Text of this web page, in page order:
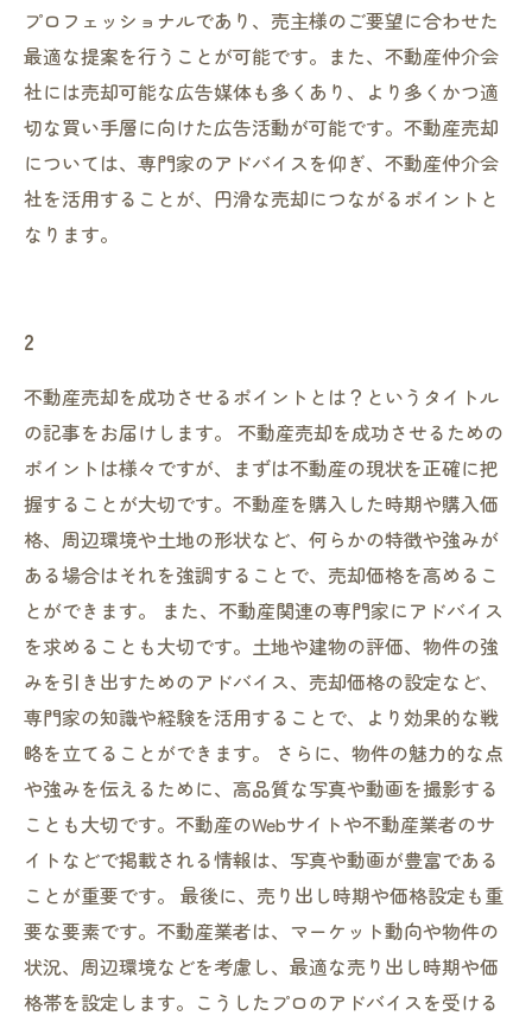
プロフェッショナルであり、売主様のご要望に合わせた
最適な提案を行うことが可能です。また、不動産仲介会
社には売却可能な広告媒体も多くあり、より多くかつ適
切な買い手層に向けた広告活動が可能です。不動産売却
については、専門家のアドバイスを仰ぎ、不動産仲介会
社を活用することが、円滑な売却につながるポイントと
なります。
2
不動産売却を成功させるポイントとは？というタイトル
の記事をお届けします。 不動産売却を成功させるための
ポイントは様々ですが、まずは不動産の現状を正確に把
握することが大切です。不動産を購入した時期や購入価
格、周辺環境や土地の形状など、何らかの特徴や強みが
ある場合はそれを強調することで、売却価格を高めるこ
とができます。 また、不動産関連の専門家にアドバイス
を求めることも大切です。土地や建物の評価、物件の強
みを引き出すためのアドバイス、売却価格の設定など、
専門家の知識や経験を活用することで、より効果的な戦
略を立てることができます。 さらに、物件の魅力的な点
や強みを伝えるために、高品質な写真や動画を撮影する
ことも大切です。不動産のWebサイトや不動産業者のサ
イトなどで掲載される情報は、写真や動画が豊富である
ことが重要です。 最後に、売り出し時期や価格設定も重
要な要素です。不動産業者は、マーケット動向や物件の
状況、周辺環境などを考慮し、最適な売り出し時期や価
格帯を設定します。こうしたプロのアドバイスを受ける